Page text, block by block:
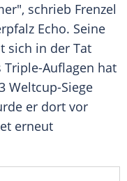
schrieb Frenzel
Echo. Seine
sich in der Tat
Triple-Auflagen hat
Weltcup-Siege
er dort vor
erneut